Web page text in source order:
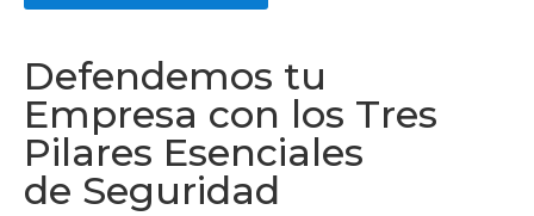
Defendemos tu
Empresa con los Tres
Pilares Esenciales
de Seguridad